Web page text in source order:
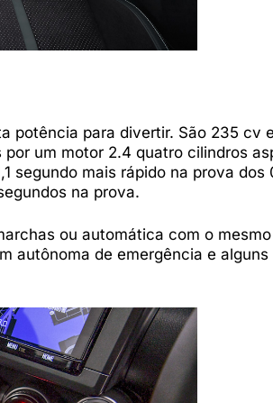
potência para divertir. São 235 cv
um motor 2.4 quatro cilindros
segundo mais rápido na prova dos
na prova.
ou automática com o
autônoma de emergência e alguns